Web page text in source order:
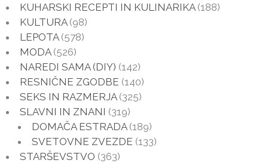
KUHARSKI RECEPTI IN KULINARIKA(188)
KULTURA(98)
LEPOTA(578)
MODA(526)
NAREDI SAMA (DIY) (142)
RESNIČNE ZGODBE (140)
SEKS IN RAZMERJA(325)
SLAVNI IN ZNANI (319)
DOMAČA ESTRADA(189)
SVETOVNE ZVEZDE (133)
STARŠEVSTVO (363)